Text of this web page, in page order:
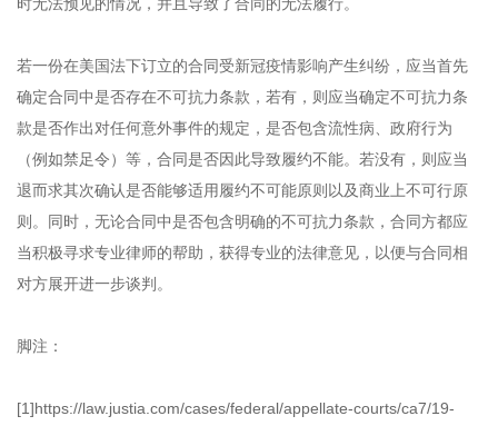
若一份在美国法下订立的合同受新冠疫情影响产生纠纷，应当首先
确定合同中是否存在不可抗力条款，若有，则应当确定不可抗力条
款是否作出对任何意外事件的规定，是否包含流性病、政府行为
（例如禁足令）等，合同是否因此导致履约不能。若没有，则应当
退而求其次确认是否能够适用履约不可能原则以及商业上不可行原
则。同时，无论合同中是否包含明确的不可抗力条款，合同方都应
当积极寻求专业律师的帮助，获得专业的法律意见，以便与合同相
对方展开进一步谈判。
脚注：
[1]https://law.justia.com/cases/federal/appellate-courts/ca7/19-